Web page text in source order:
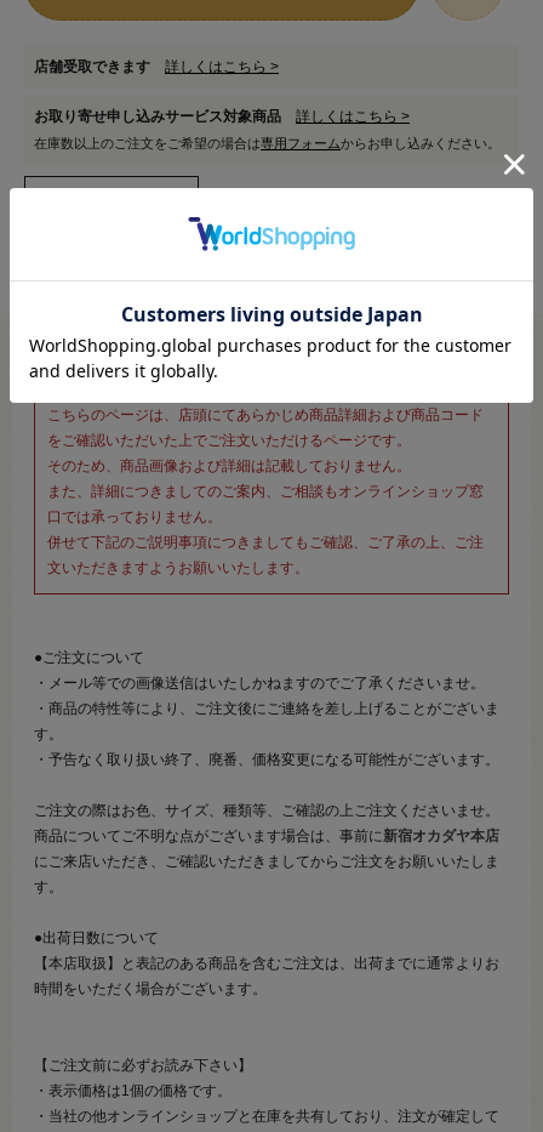
店舗受取できます 詳しくはこちら >
お取り寄せ申し込みサービス対象商品 詳しくはこちら >
在庫数以上のご注文をご希望の場合は専用フォームからお申し込みください。
※新宿オカダヤ本店お取り扱い商品のご注文専用ページです※
こちらのページは、店頭にてあらかじめ商品詳細および商品コード
をご確認いただいた上でご注文いただけるページです。
そのため、商品画像および詳細は記載しておりません。
また、詳細につきましてのご案内、ご相談もオンラインショップ窓
口では承っておりません。
併せて下記のご説明事項につきましてもご確認、ご了承の上、ご注
文いただきますようお願いいたします。
●ご注文について
・メール等での画像送信はいたしかねますのでご了承くださいませ。
・商品の特性等により、ご注文後にご連絡を差し上げることがございま
す。
・予告なく取り扱い終了、廃番、価格変更になる可能性がございます。
ご注文の際はお色、サイズ、種類等、ご確認の上ご注文くださいませ。
商品についてご不明な点がございます場合は、事前に新宿オカダヤ本店
にご来店いただき、ご確認いただきましてからご注文をお願いいたしま
す。
●出荷日数について
【本店取扱】と表記のある商品を含むご注文は、出荷までに通常よりお
時間をいただく場合がございます。
【ご注文前に必ずお読み下さい】
・表示価格は1個の価格です。
・当社の他オンラインショップと在庫を共有しており、注文が確定して